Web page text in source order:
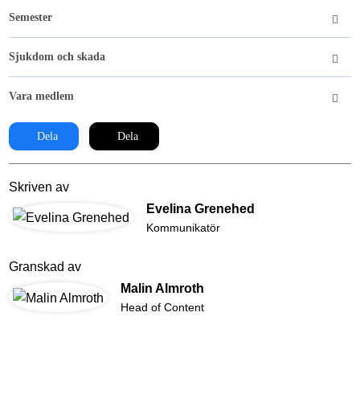
Semester
Sjukdom och skada
Vara medlem
Dela Dela
Skriven av
Evelina Grenehed
Kommunikatör
Granskad av
Malin Almroth
Head of Content